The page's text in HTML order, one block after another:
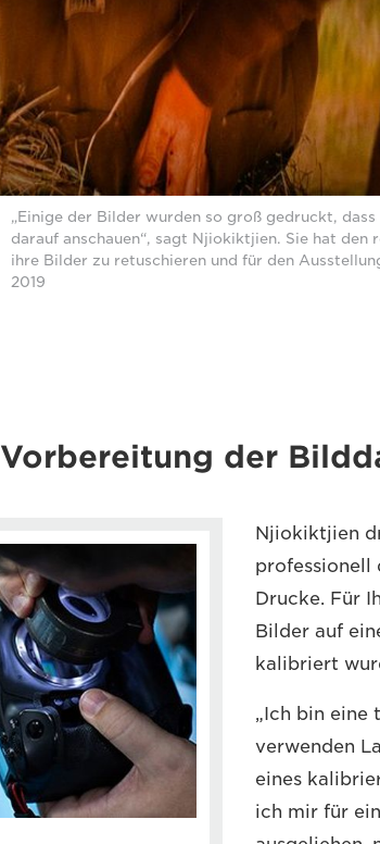
„Einige der Bilder wurden so groß gedruckt,
darauf anschauen“, sagt Njiokiktjien. Sie hat
ihre Bilder zu retuschieren und für den
2019
Vorbereitung der
Njiokiktjien
professionell
Drucke. Für
Bilder auf
kalibriert
„Ich bin eine
verwenden
eines
ich mir für